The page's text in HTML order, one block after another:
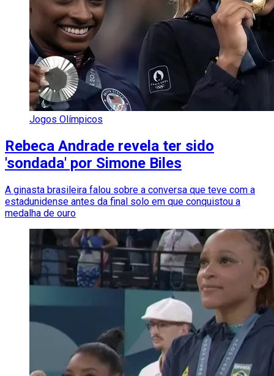
Jogos Olímpicos
Rebeca Andrade revela ter sido
'sondada' por Simone Biles
A ginasta brasileira falou sobre a conversa que teve com a
estadunidense antes da final solo em que conquistou a
medalha de ouro